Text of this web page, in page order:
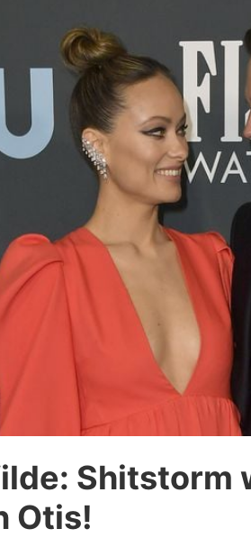
Filme &
Lifestyle
Familie &
Promiflash
Alle Themen auf
Jobs
App
Team
Redaktionelle
Impressum
Shitstorm
Otis!